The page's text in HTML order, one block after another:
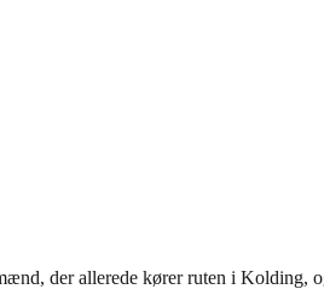
der allerede kører ruten i Kolding,